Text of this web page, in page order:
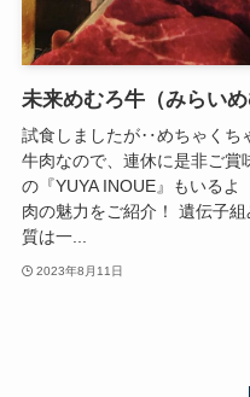
未来めむろ牛（みらい
試食しましたが‥めちゃくち
牛肉なので、連休に是非ご賞
の『YUYA INOUE』もいる
肉の魅力をご紹介！ 遺伝子
質は一...
2023年8月11日